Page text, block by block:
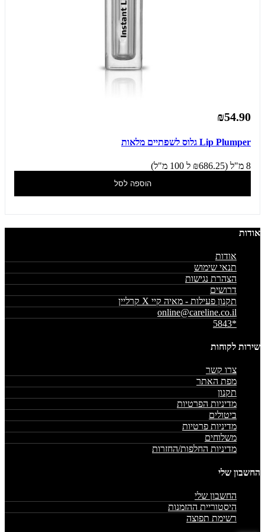
₪54.90
Lip Plumper גלוס לשפתיים מלאות
8 מ"ל (₪686.25 ל 100 מ"ל)
הוספה לסל
אודות
אודות
תנאי שימוש
הצהרת נגישות
דרושים
תקנון פעילות - מאיה קיי X קרליין
online@careline.co.il
*5843
שירות לקוחות
צרו קשר
מפת האתר
תקנון
מדיניות הפרטיות
ביטולים
מדיניות פרטיות
משלוחים
מדיניות החלפות/החזרות
החשבון שלי
החשבון שלי
היסטוריית ההזמנות
רשימת תפוצה